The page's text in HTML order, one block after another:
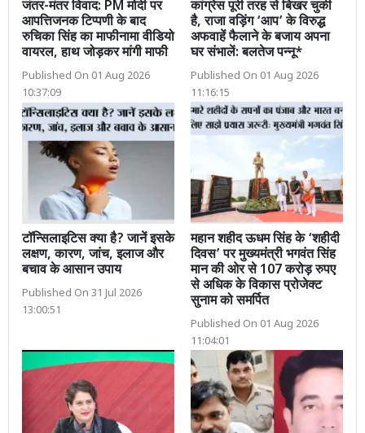
जंतर-मंतर विवाद: PM मोदी पर
आपत्तिजनक टिप्पणी के बाद
रुचिका सिंह का माफीनामा वीडियो
वायरल, हाथ जोड़कर मांगी माफी
Published On 01 Aug 2026
10:37:09
कांग्रेस पूरी तरह से बिखर चुकी
है, राजा वड़िंग ‘आप’ के विरुद्ध
अफवाहें फैलाने के बजाय अपना
घर संभालें: बलतेज पन्नू*
Published On 01 Aug 2026
11:16:15
टॉन्सिलाइटिस क्या है? जानें इसके
लक्षण, कारण, जांच, इलाज और
बचाव के आसान उपाय
Published On 31 Jul 2026
13:00:51
महान शहीद ऊधम सिंह के ‘शहीदी
दिवस’ पर मुख्यमंत्री भगवंत सिंह
मान की ओर से 107 करोड़ रुपए
से अधिक के विकास प्रोजेक्ट
सुनाम को समर्पित
Published On 01 Aug 2026
11:04:01